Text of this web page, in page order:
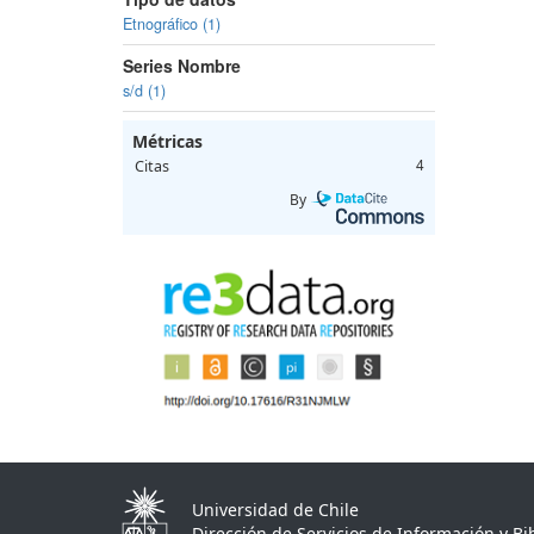
Etnográfico (1)
Series Nombre
s/d (1)
Métricas
Citas 4
By
Universidad de Chile